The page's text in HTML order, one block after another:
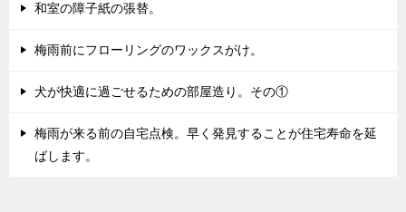
和室の障子紙の張替。
梅雨前にフローリングのワックスがけ。
犬が快適に過ごせるための部屋造り。その①
梅雨が来る前の自宅点検。早く発見することが住宅寿命を延
ばします。